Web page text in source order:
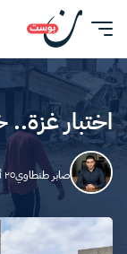
اختبار
صابر طنطاوي٢٥ أبريل ٢٠٢٤